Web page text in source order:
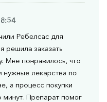
Ребелсас для
решила заказать
Мне понравилось, что
нужные лекарства по
а процесс покупки
минут. Препарат помог